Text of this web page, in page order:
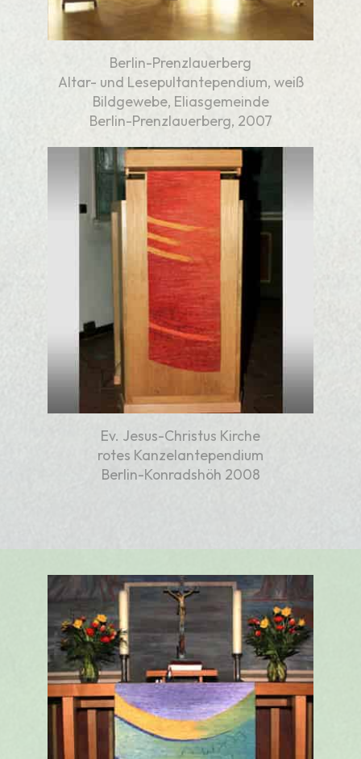
Berlin-Prenzlauerberg
Altar- und Lesepultantependium, weiß
Bildgewebe, Eliasgemeinde
Berlin-Prenzlauerberg, 2007
Ev. Jesus-Christus Kirche
rotes Kanzelantependium
Berlin-Konradshöh 2008